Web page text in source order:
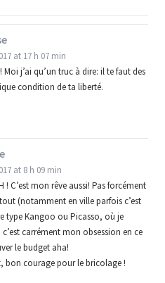
at 17 h 07 min
Moi j’ai qu’un truc à dire: il te faut des
condition de ta liberté.
at 8 h 09 min
! C’est mon rêve aussi! Pas forcément
(notamment en ville parfois c’est
type Kangoo ou Picasso, où je
carrément mon obsession en ce
le budget aha!
bon courage pour le bricolage !